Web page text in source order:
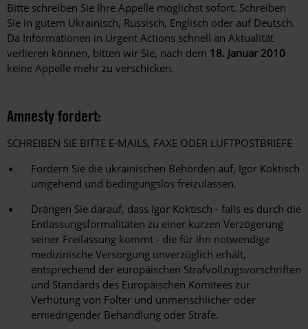
Bitte schreiben Sie Ihre Appelle möglichst sofort. Schreiben
Sie in gutem Ukrainisch, Russisch, Englisch oder auf Deutsch.
Da Informationen in Urgent Actions schnell an Aktualität
verlieren können, bitten wir Sie, nach dem 18. Januar 2010
keine Appelle mehr zu verschicken.
Amnesty fordert:
SCHREIBEN SIE BITTE E-MAILS, FAXE ODER LUFTPOSTBRIEFE
Fordern Sie die ukrainischen Behörden auf, Igor Koktisch
umgehend und bedingungslos freizulassen.
Drängen Sie darauf, dass Igor Koktisch - falls es durch die
Entlassungsformalitäten zu einer kurzen Verzögerung
seiner Freilassung kommt - die für ihn notwendige
medizinische Versorgung unverzüglich erhält,
entsprechend der europäischen Strafvollzugsvorschriften
und Standards des Europäischen Komitees zur
Verhütung von Folter und unmenschlicher oder
erniedrigender Behandlung oder Strafe.